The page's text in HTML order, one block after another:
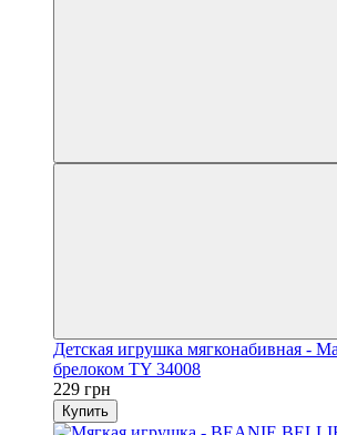
Детская игрушка мягконабивная -
брелоком TY 34008
229 грн
Купить